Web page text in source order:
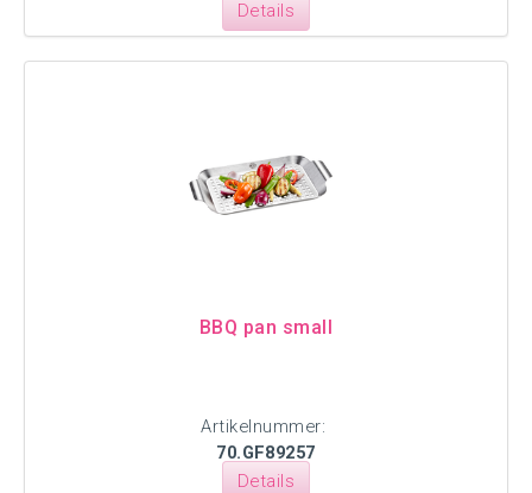
Details
BBQ pan small
Artikelnummer:
70.GF89257
Details